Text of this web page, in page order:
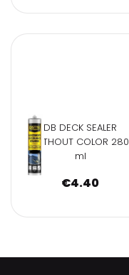
DB DECK SEALER
WITHOUT COLOR 280
ml
€4.40